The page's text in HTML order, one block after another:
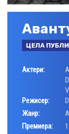
ЦЕЛА
Актери:
Режисер:
Жанр:
Премиера: